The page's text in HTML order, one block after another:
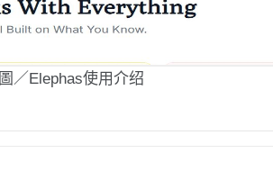
圖／Elephas使用介绍